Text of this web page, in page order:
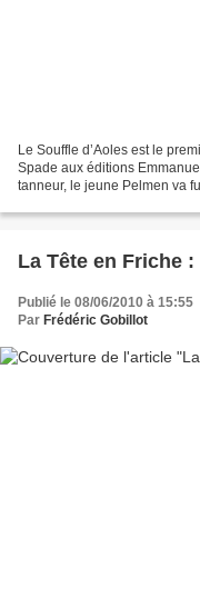
Le Souffle d’Aoles est le
Spade aux éditions
tanneur, le jeune Pelmen va
La Tête en Friche
Publié le 08/06/2010 à 15:55
Par Frédéric Gobillot